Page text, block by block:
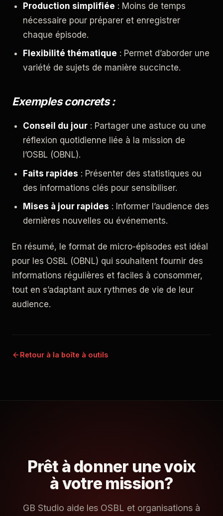
Production simplifiée : Moins de temps
nécessaire pour préparer et enregistrer
chaque épisode.
Flexibilité thématique : Permet d’aborder une
variété de sujets de manière succincte.
Exemples concrets :
Conseil du jour : Partager une astuce ou une
réflexion quotidienne liée à la mission de
l’OSBL (OBNL).
Faits rapides : Présenter des statistiques ou
des informations clés pour sensibiliser.
Mises à jour rapides : Informer l’audience des
dernières nouvelles ou événements.
En résumé, le format de micro-épisodes est idéal
pour les OSBL (OBNL) qui souhaitent fournir des
informations régulières et faciles à consommer,
tout en s’adaptant aux rythmes de vie de leur
audience.
Retour à la boîte à outils
Prêt à donner une voix
à votre mission?
GB Studio aide les OSBL et organisations à